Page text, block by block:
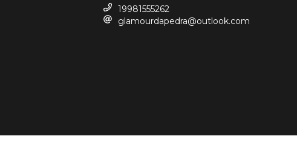
19981555262
glamourdapedra@outlook.com